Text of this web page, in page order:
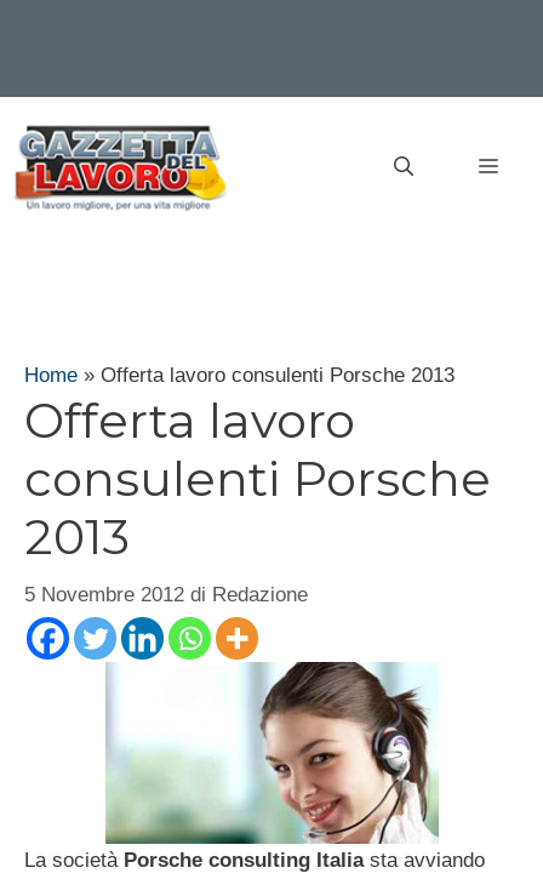
contenuto
Home » Offerta lavoro consulenti Porsche 2013
Offerta lavoro
consulenti Porsche
2013
5 Novembre 2012 di Redazione
La società Porsche consulting Italiasta avviando